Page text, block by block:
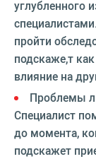
углубленного
пройти
подскаже,т
влияние на
Проблемы
Специалист
до момента,
подскажет